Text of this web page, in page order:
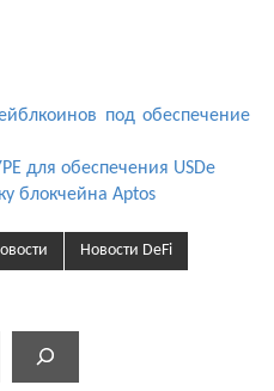
под обеспечение
для обеспечения USDe
блокчейна Aptos
Новости DeFi